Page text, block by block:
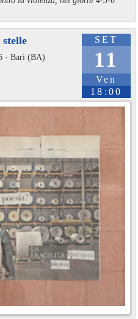
SET
11
Ven
18:00
- Bari (BA)